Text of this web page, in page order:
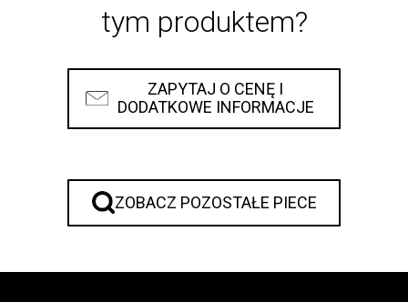
tym produktem?
ZAPYTAJ O CENĘ I
DODATKOWE INFORMACJE
ZOBACZ POZOSTAŁE PIECE